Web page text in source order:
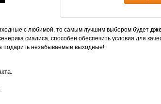
с любимой, то самым лучшим выбором будет
сиалиса, способен обеспечить условия для
подарить незабываемые выходные!